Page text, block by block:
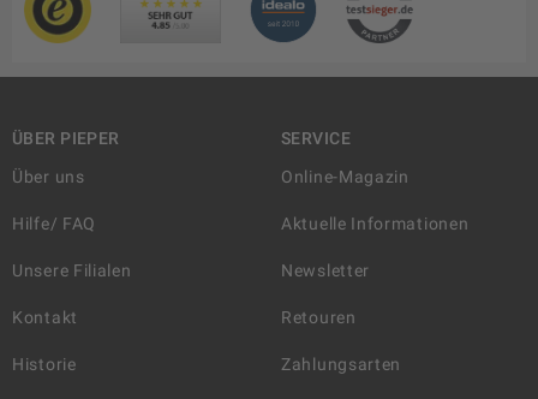
ÜBER PIEPER
Über uns
Hilfe/ FAQ
Unsere Filialen
Kontakt
Historie
SERVICE
Online-Magazin
Aktuelle Informationen
Newsletter
Retouren
Zahlungsarten